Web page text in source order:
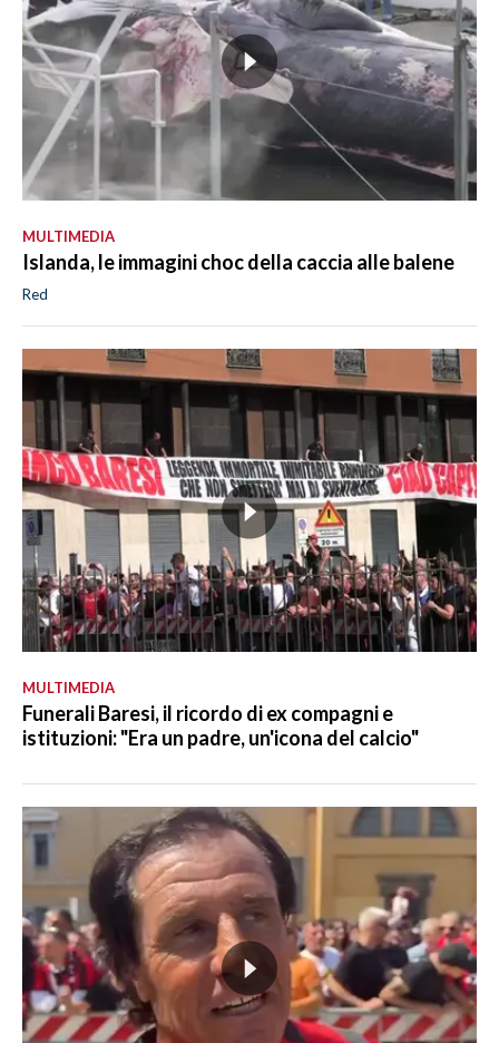
MULTIMEDIA
Islanda, le immagini choc della caccia alle balene
Red
MULTIMEDIA
Funerali Baresi, il ricordo di ex compagni e
istituzioni: "Era un padre, un'icona del calcio"